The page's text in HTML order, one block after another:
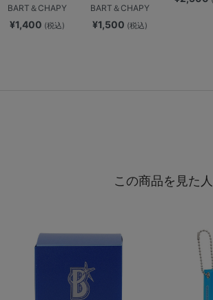
BART＆CHAPY
¥1,400 (税込)
BART＆CHAPY
¥1,500 (税込)
この商品を見た